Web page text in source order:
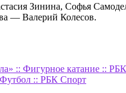
Зинина, Софья
— Валерий Колесов.
:: Фигурное катание ::
Футбол :: РБК Спорт